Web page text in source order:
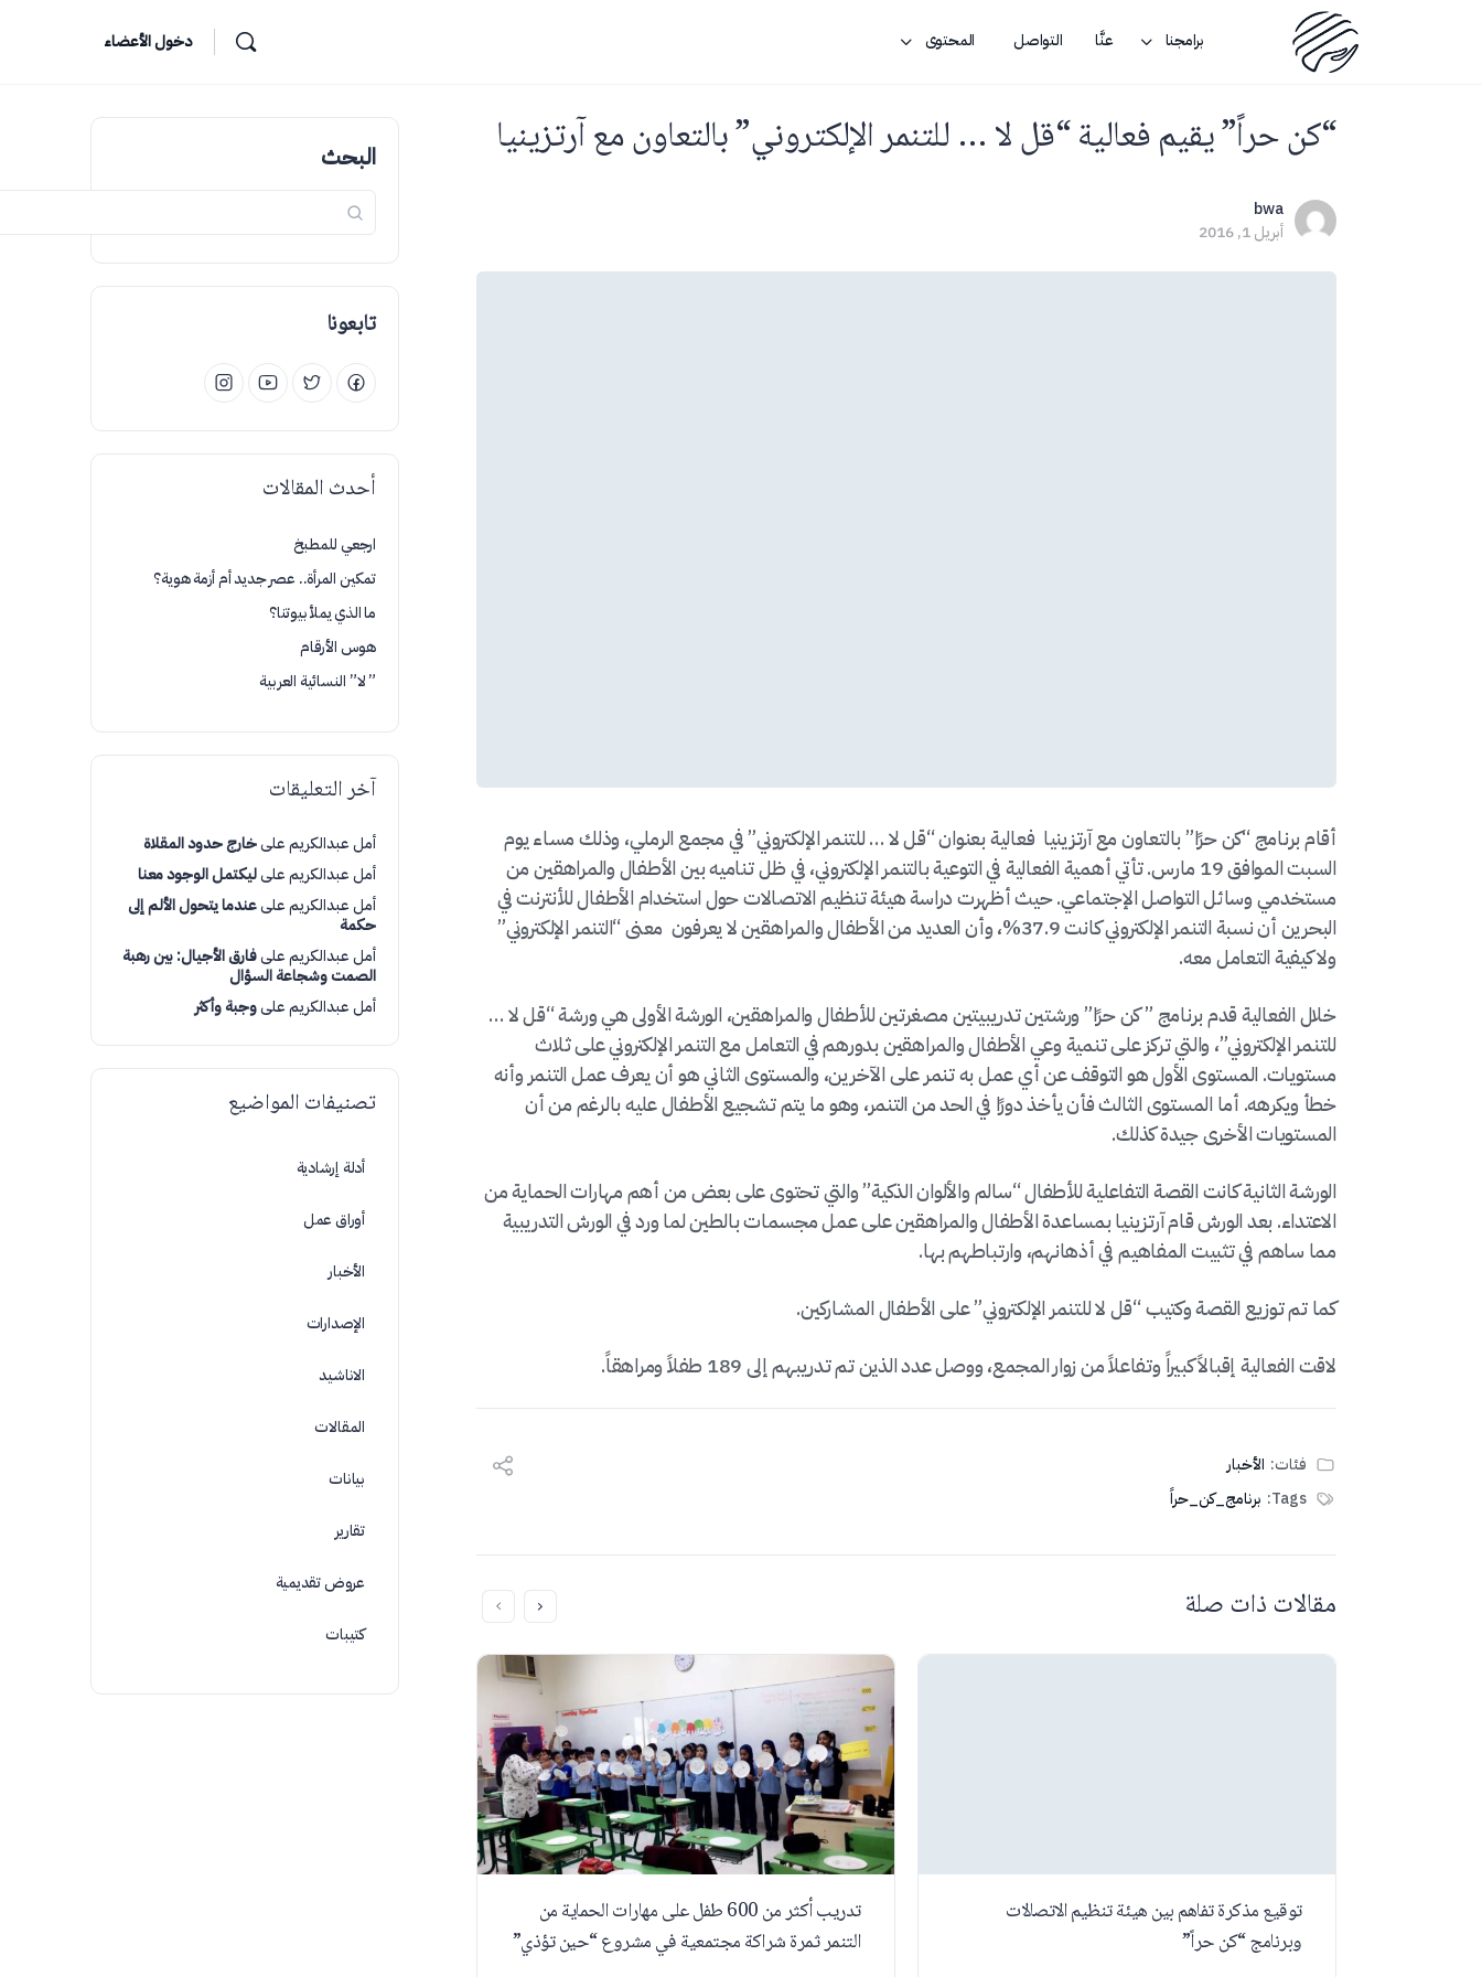
برامجنا عنَّا التواصل المحتوى دخول الأعضاء
“كن حراً” يقيم فعالية “قل لا … للتنمر الإلكتروني” بالتعاون مع آرتزينيا
bwa
أبريل 1, 2016
أقام برنامج “كن حرًا” بالتعاون مع آرتزينيا فعالية بعنوان “قل لا … للتنمر الإلكتروني” في مجمع الرملي، وذلك مساء يوم
السبت الموافق 19 مارس. تأتي أهمية الفعالية في التوعية بالتنمر الإلكتروني، في ظل تناميه بين الأطفال والمراهقين من
مستخدمي وسائل التواصل الإجتماعي. حيث أظهرت دراسة هيئة تنظيم الاتصالات حول استخدام الأطفال للأنترنت في
البحرين أن نسبة التنمر الإلكتروني كانت 37.9%، وأن العديد من الأطفال والمراهقين لا يعرفون معنى “التنمر الإلكتروني”
ولا كيفية التعامل معه.
خلال الفعالية قدم برنامج ” كن حرًا” ورشتين تدريبيتين مصغرتين للأطفال والمراهقين، الورشة الأولى هي ورشة “قل لا …
للتنمر الإلكتروني”، والتي تركز على تنمية وعي الأطفال والمراهقين بدورهم في التعامل مع التنمر الإلكتروني على ثلاث
مستويات. المستوى الأول هو التوقف عن أي عمل به تنمر على الآخرين، والمستوى الثاني هو أن يعرف عمل التنمر وأنه
خطأ ويكرهه. أما المستوى الثالث فأن يأخذ دورًا في الحد من التنمر، وهو ما يتم تشجيع الأطفال عليه بالرغم من أن
المستويات الأخرى جيدة كذلك.
الورشة الثانية كانت القصة التفاعلية للأطفال “سالم والألوان الذكية” والتي تحتوى على بعض من أهم مهارات الحماية من
الاعتداء. بعد الورش قام آرتزينيا بمساعدة الأطفال والمراهقين على عمل مجسمات بالطين لما ورد في الورش التدريبية
مما ساهم في تثبيت المفاهيم في أذهانهم، وارتباطهم بها.
كما تم توزيع القصة وكتيب “قل لا للتنمر الإلكتروني” على الأطفال المشاركين.
لاقت الفعالية إقبالاً كبيراً وتفاعلاً من زوار المجمع، ووصل عدد الذين تم تدريبهم إلى 189 طفلاً ومراهقاً.
فئات: الأخبار
Tags: برنامج_كن_حراً
مقالات ذات صلة
توقيع مذكرة تفاهم بين هيئة تنظيم الاتصالات
وبرنامج “كن حراً”
تدريب أكثر من 600 طفل على مهارات الحماية من
التنمر ثمرة شراكة مجتمعية في مشروع “حين تؤذي”
البحث
تابعونا
أحدث المقالات
ارجعي للمطبخ
تمكين المرأة.. عصر جديد أم أزمة هوية؟
ما الذي يملأ بيوتنا؟
هوس الأرقام
” لا” النسائية العربية
آخر التعليقات
أمل عبدالكريمعلىخارج حدود المقلاة
أمل عبدالكريمعلىليكتمل الوجود معنا
أمل عبدالكريمعلىعندما يتحول الألم إلى
حكمة
أمل عبدالكريمعلىفارق الأجيال: بين رهبة
الصمت وشجاعة السؤال
أمل عبدالكريمعلىوجبة وأكثر
تصنيفات المواضيع
أدلة إرشادية
أوراق عمل
الأخبار
الإصدارات
الاناشيد
المقالات
بيانات
تقارير
عروض تقديمية
كتيبات